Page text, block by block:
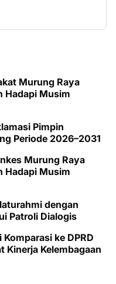
Murung Raya
Hadapi Musim
Pimpin
Periode 2026–2031
Murung Raya
Hadapi Musim
dengan
Patroli Dialogis
ke DPRD
Kinerja Kelembagaan